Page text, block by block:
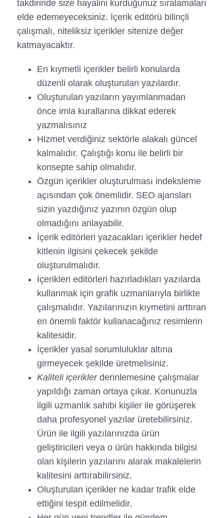
takdirinde size hayalini kurduğunuz sıralamaları
elde edemeyeceksiniz. İçerik editörü bilinçli
çalışmalı, niteliksiz içerikler sitenize değer
katmayacaktır.
En kıymetli içerikler belirli konularda
düzenli olarak oluşturulan yazılardır.
Oluşturulan yazıların yayımlanmadan
önce imla kurallarına dikkat ederek
yazmalısınız
Hizmet verdiğiniz sektörle alakalı güncel
kalmalıdır. Çalıştığı konu ile belirli bir
konsepte sahip olmalıdır.
Özgün içerikler oluşturulması indeksleme
açısından çok önemlidir. SEO ajansları
sizin yazdığınız yazının özgün olup
olmadığını anlayabilir.
İçerik editörleri yazacakları içerikler hedef
kitlenin ilgisini çekecek şekilde
oluşturulmalıdır.
İçerikleri editörleri hazırladıkları yazılarda
kullanmak için grafik uzmanlarıyla birlikte
çalışmalıdır. Yazılarınızın kıymetini arttıran
en önemli faktör kullanacağınız resimlerin
kalitesidir.
İçerikler yasal sorumluluklar altına
girmeyecek şekilde üretmelisiniz.
Kaliteli içeriklerderinlemesine çalışmalar
yapıldığı zaman ortaya çıkar. Konunuzla
ilgili uzmanlık sahibi kişiler ile görüşerek
daha profesyonel yazılar üretebilirsiniz.
Ürün ile ilgili yazılarınızda ürün
geliştiricileri veya o ürün hakkında bilgisi
olan kişilerin yazılarını alarak makalelerin
kalitesini arttırabilirsiniz.
Oluşturulan içerikler ne kadar trafik elde
ettiğini tespit edilmelidir.